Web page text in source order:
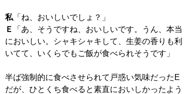
私
Ｅ
「あ、そうですね、おいしいです。うん、本当
においしい。シャキシャキして、生姜の香りも利
いてて、いくらでもご飯が食べられそうです」
半ば強制的に食べさせられて戸惑い気味だったE
だが、ひとくち食べると素直においしかったよう